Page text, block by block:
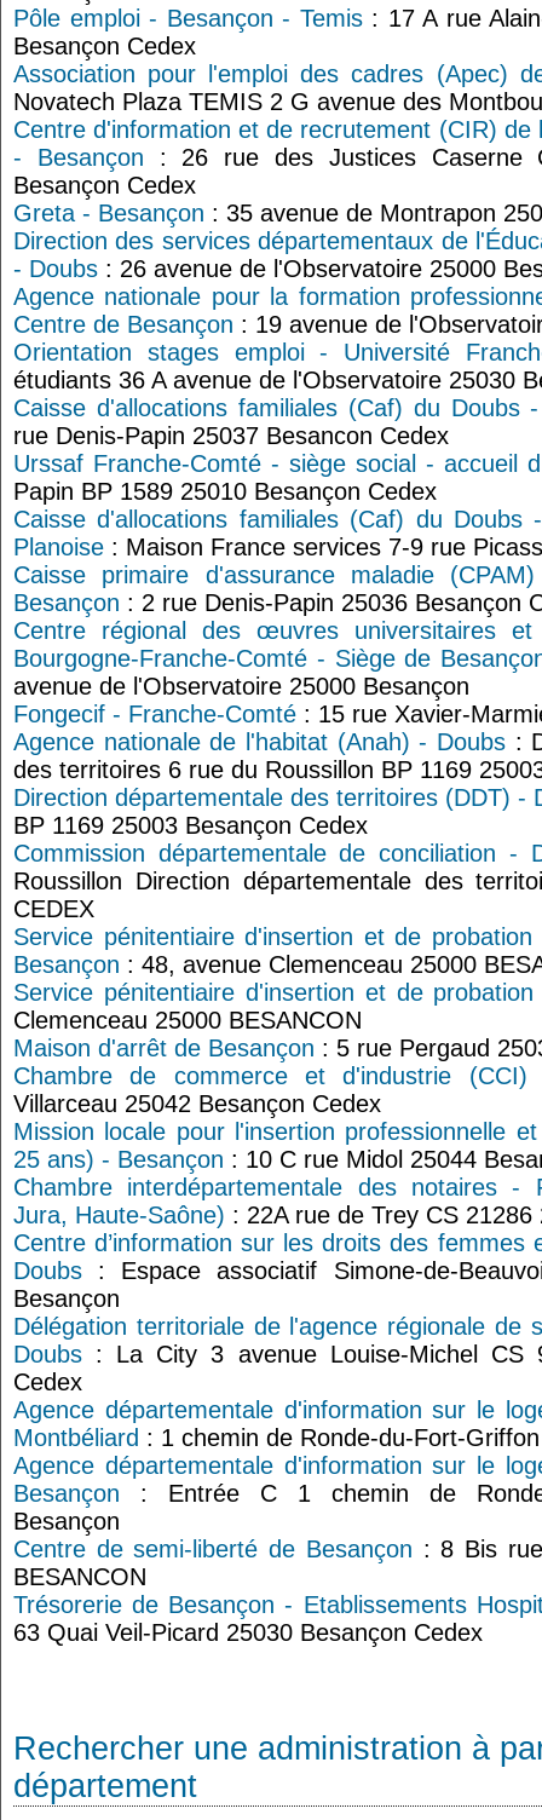
Pôle emploi - Besançon - Temis: 17 A rue
Besançon Cedex
Association pour l'emploi des cadres (Apec)
Novatech Plaza TEMIS 2 G avenue des
Centre d'information et de recrutement (CIR) de
- Besançon : 26 rue des Justices Caserne
Besançon Cedex
Greta - Besançon : 35 avenue de Montrapon
Direction des services départementaux de
- Doubs : 26 avenue de l'Observatoire 25000
Agence nationale pour la formation
Centre de Besançon : 19 avenue de
Orientation stages emploi - Université
étudiants 36 A avenue de l'Observatoire 25030
Caisse d'allocations familiales (Caf) du Doubs
rue Denis-Papin 25037 Besancon Cedex
Urssaf Franche-Comté - siège social - accueil
Papin BP 1589 25010 Besançon Cedex
Caisse d'allocations familiales (Caf) du Doubs
Planoise : Maison France services 7-9 rue
Caisse primaire d'assurance maladie
Besançon : 2 rue Denis-Papin 25036 Besançon
Centre régional des œuvres universitaires et
Bourgogne-Franche-Comté - Siège de
avenue de l'Observatoire 25000 Besançon
Fongecif - Franche-Comté : 15 rue Xavier-
Agence nationale de l'habitat (Anah) - Doubs :
des territoires 6 rue du Roussillon BP 1169
Direction départementale des territoires (DDT) -
BP 1169 25003 Besançon Cedex
Commission départementale de conciliation -
Roussillon Direction départementale des
CEDEX
Service pénitentiaire d'insertion et de
Besançon : 48, avenue Clemenceau 25000
Service pénitentiaire d'insertion et de
Clemenceau 25000 BESANCON
Maison d'arrêt de Besançon : 5 rue Pergaud
Chambre de commerce et d'industrie
Villarceau 25042 Besançon Cedex
Mission locale pour l'insertion professionnelle
25 ans) - Besançon : 10 C rue Midol 25044
Chambre interdépartementale des notaires -
Jura, Haute-Saône) : 22A rue de Trey CS 21286
Centre d’information sur les droits des femmes
Doubs : Espace associatif Simone-de-
Besançon
Délégation territoriale de l'agence régionale de
Doubs : La City 3 avenue Louise-Michel CS
Cedex
Agence départementale d'information sur le
Montbéliard : 1 chemin de Ronde-du-Fort-
Agence départementale d'information sur le
Besançon : Entrée C 1 chemin de Ronde-
Besançon
Centre de semi-liberté de Besançon : 8 Bis
BESANCON
Trésorerie de Besançon - Etablissements
63 Quai Veil-Picard 25030 Besançon Cedex
Rechercher une administration à
département